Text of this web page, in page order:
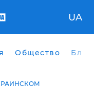
UA
Общество